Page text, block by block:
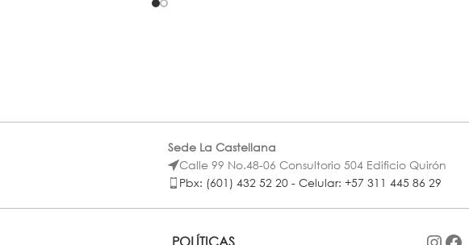
Sede La Castellana
Calle 99 No.48-06 Consultorio 504 Edificio Quirón
Pbx: (601) 432 52 20 - Celular: +57 311 445 86 29